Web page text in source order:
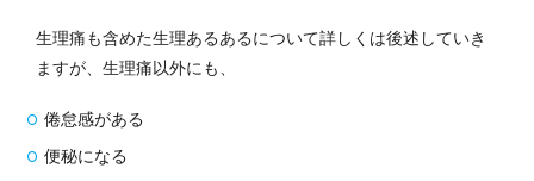
生理痛も含めた生理あるあるについて詳しくは後述していき
ますが、生理痛以外にも、
倦怠感がある
便秘になる